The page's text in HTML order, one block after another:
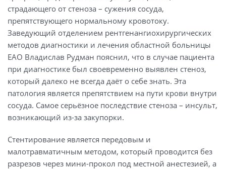
страдающего от стеноза – сужения сосуда,
препятствующего нормальному кровотоку.
Заведующий отделением рентгенангиохирургических
методов диагностики и лечения областной больницы
ЕАО Владислав Рудман пояснил, что в случае пациента
при диагностике был своевременно выявлен стеноз,
который далеко не всегда даёт о себе знать. Эта
патология является препятствием на пути крови внутри
сосуда. Самое серьёзное последствие стеноза – инсульт,
возникающий из-за закупорки.
Стентирование является передовым и
малотравматичным методом, который проводится без
разрезов через мини-прокол под местной анестезией, а